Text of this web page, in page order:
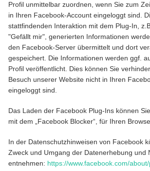
Profil unmittelbar zuordnen, wenn Sie zum
in Ihren Facebook-Account eingeloggt sind.
stattfindenden Interaktion mit dem Plug-In,
"Gefällt mir", generierten Informationen
den Facebook-Server übermittelt und dort
gespeichert. Die Informationen werden ggf.
Profil veröffentlicht. Dies können Sie
Besuch unserer Website nicht in Ihren
eingeloggt sind.
Das Laden der Facebook Plug-Ins können
mit dem „Facebook Blocker“, für Ihren
In der Datenschutzhinweisen von Facebook
Zweck und Umgang der Datenerhebung und
entnehmen: https://www.facebook.com/